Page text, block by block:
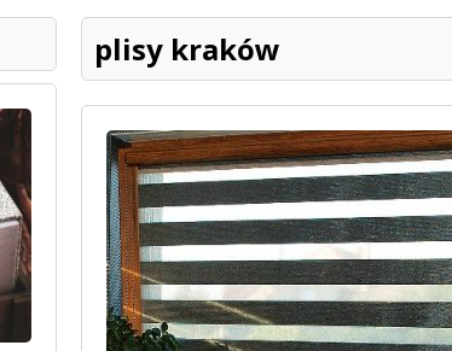
plisy kraków